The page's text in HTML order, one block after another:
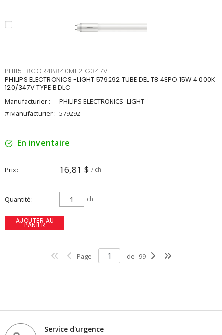
PHI15T8COR48840MF21G347V
PHILIPS ELECTRONICS -LIGHT 579292 TUBE DEL T8 48PO 15W 4 000K
120/347V TYPE B DLC
Manufacturier :
PHILIPS ELECTRONICS -LIGHT
# Manufacturier : 579292
En inventaire
Prix 16,81 $ / ch
Quantité ch
AJOUTER AU
PANIER
Page de 99
Service d'urgence